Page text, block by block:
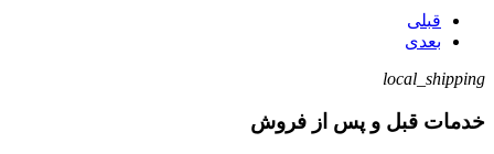
قبلی
بعدی
local_shipping
خدمات قبل و پس از فروش